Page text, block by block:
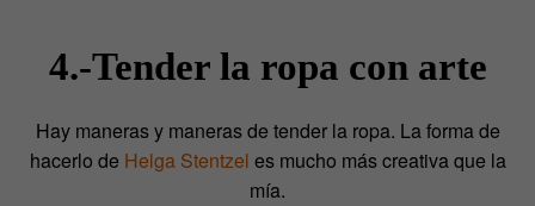
4.-Tender la ropa con arte
Hay maneras y maneras de tender la ropa. La forma de
hacerlo de Helga Stentzel es mucho más creativa que la
mía.